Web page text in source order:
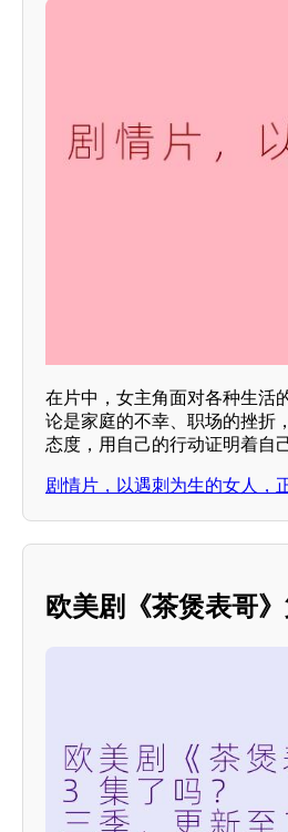
在片中，女主角面对各种生活
论是家庭的不幸、职场的挫折
态度，用自己的行动证明着自
剧情片，以遇刺为生的女人，
欧美剧《茶煲表哥